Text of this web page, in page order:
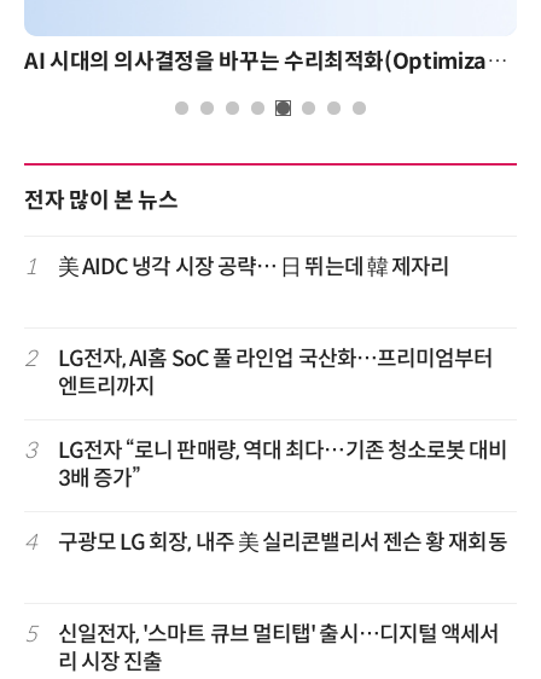
AI 시대의 의사결정을 바꾸는 수리최적화(Optimization): 실제 산업 적용 사례와 활용 전략
전자 많이 본 뉴스
1 美 AIDC 냉각 시장 공략… 日 뛰는데 韓 제자리
2
LG전자, AI홈 SoC 풀 라인업 국산화…프리미엄부터
엔트리까지
3
LG전자 “로니 판매량, 역대 최다…기존 청소로봇 대비
3배 증가”
4 구광모 LG 회장, 내주 美 실리콘밸리서 젠슨 황 재회동
5
신일전자, '스마트 큐브 멀티탭' 출시…디지털 액세서
리 시장 진출